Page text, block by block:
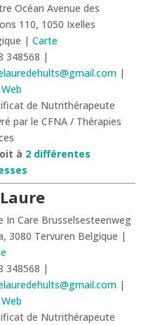
Océan Avenue des
110, 1050 Ixelles
| Carte
348568 |
|
de Nutrithérapeute
par le CFNA / Thérapies
à 2 différentes
In Care Brusselsesteenweg
3080 Tervuren Belgique |
348568 |
|
de Nutrithérapeute